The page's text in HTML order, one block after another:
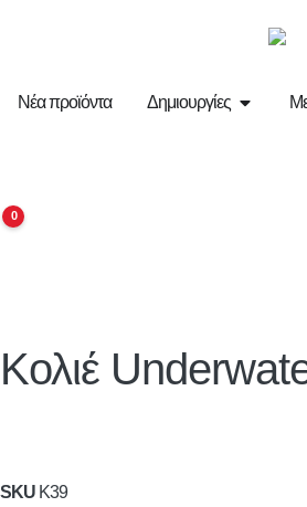
Νέα προϊόντα Δημιουργίες
0
Κολιέ
SKU K39